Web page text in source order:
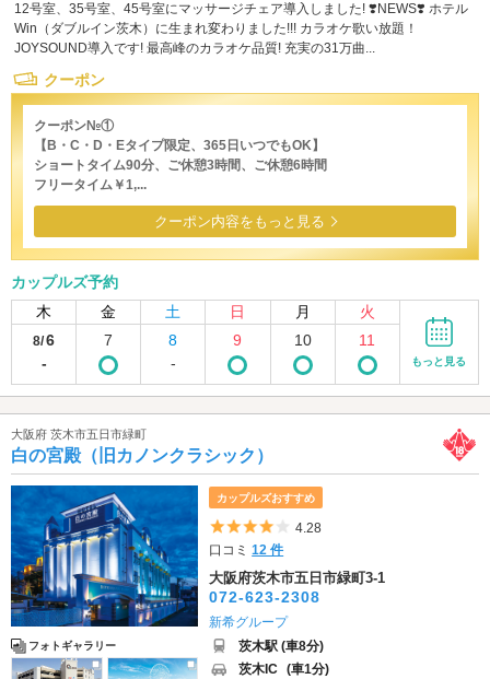
12号室、35号室、45号室にマッサージチェア導入しました! ❣️NEWS❣️ ホテル
Win（ダブルイン茨木）に生まれ変わりました!!! カラオケ歌い放題！
JOYSOUND導入です! 最高峰のカラオケ品質! 充実の31万曲...
クーポン
クーポン№①
【B・C・D・Eタイプ限定、365日いつでもOK】
ショートタイム90分、ご休憩3時間、ご休憩6時間
フリータイム￥1,...
クーポン内容をもっと見る
カップルズ予約
木
金 土 日 月 火
8/6
-
7
8
-
9 10 11
もっと見る
大阪府 茨木市五日市緑町
白の宮殿（旧カノンクラシック）
フォトギャラリー
カップルズおすすめ
5つ星のうち4
4.28
口コミ12 件
大阪府茨木市五日市緑町3-1
072-623-2308
新希グループ
茨木駅 (車8分)
茨木IC (車1分)